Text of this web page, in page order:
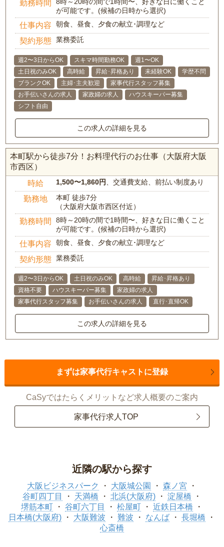
勤務時間
が可能です。(候補の日時から選択)
仕事内容 朝食、昼食、夕食の献立･調理など
契約形態 業務委託
週2〜3日からOK スキマ時間勤務OK
週1〜OK
土日祝のみOK
高時給 昇給･昇格あり 未経験OK
学歴不問
ブランクOK
主婦･主夫歓迎
家事代行スタッフ募集
お手伝いさんの求人
家政婦の求人
ハウスキーパー募集
シフト自由
この求人の詳細を見る
本町駅から徒歩7分！お料理代行のお仕事（大阪府大阪
市西区）
時給 1,500〜1,860円 、交通費支給、前払い制度あり
勤務地
本町 徒歩7分
（大阪府大阪市西区付近）
勤務時間
8時～20時の間で1時間〜、好きな日に働くこと
が可能です。(候補の日時から選択)
仕事内容 朝食、昼食、夕食の献立･調理など
契約形態 業務委託
週2〜3日からOK 土日祝のみOK 高時給
昇給･昇格あり
資格不要
ハウスキーパー募集
家政婦の求人
家事代行スタッフ募集
お手伝いさんの求人 直行･直帰OK
この求人の詳細を見る
まずは家事代行キャストに登録
CaSyではたらくメリットなど求人概要のご案内
家事代行求人TOP
近隣の駅から探す
大阪ビジネスパーク 大阪城公園
森ノ宮
谷町四丁目
天満橋 北浜(大阪府)
淀屋橋
堺筋本町
谷町六丁目 松屋町
近鉄日本橋
日本橋(大阪府)
大阪難波 難波 なんば
長堀橋
心斎橋